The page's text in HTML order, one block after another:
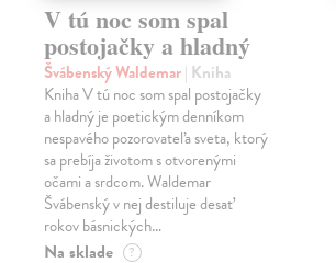
V tú noc som spal
postojačky a hladný
Švábenský Waldemar| Kniha
Kniha V tú noc som spal postojačky
a hladný je poetickým denníkom
nespavého pozorovateľa sveta, ktorý
sa prebíja životom s otvorenými
očami a srdcom. Waldemar
Švábenský v nej destiluje desať
rokov básnických…
Na sklade ?